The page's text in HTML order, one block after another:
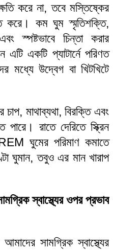
করে না, তবে মস্তিষ্কের
করে। কম ঘুম স্মৃতিশক্তি,
স্পষ্টভাবে চিন্তা করার
একটি প্যাটার্নে পরিণত
মধ্যে উদ্বেগ বা খিটখিটে
মাথাব্যথা, বিরক্তি এবং
রাতে দেরিতে স্ক্রিন
ঘুমের পরিমাণ কমাতে
ঘুমান, তবুও এর মান খারাপ
স্বাস্থ্যের ওপর প্রভাব
সামগ্রিক স্বাস্থ্যের